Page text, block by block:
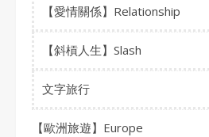
【愛情關係】Relationship
【斜槓人生】Slash
文字旅行
【歐洲旅遊】Europe